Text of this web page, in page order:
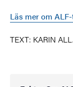
Läs mer om
TEXT: KARIN